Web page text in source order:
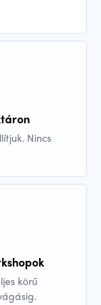
Nincs
körű